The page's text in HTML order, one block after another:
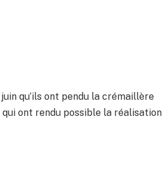
qu’ils ont pendu la crémaillère
ont rendu possible la réalisation